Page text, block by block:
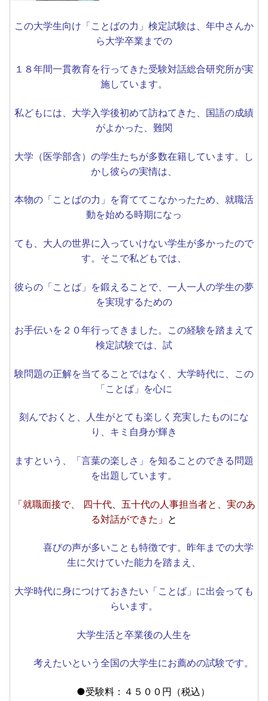
この大学生向け「ことばの力」検定試験は、年中さんか
ら大学卒業までの
１８年間一貫教育を行ってきた受験対話総合研究所が実
施しています。
私どもには、大学入学後初めて訪ねてきた、国語の成績
がよかった、難関
大学（医学部含）の学生たちが多数在籍しています。し
かし彼らの実情は、
本物の「ことばの力」を育ててこなかったため、就職活
動を始める時期になっ
ても、大人の世界に入っていけない学生が多かったので
す。そこで私どもでは、
彼らの「ことば」を鍛えることで、一人一人の学生の夢
を実現するための
お手伝いを２０年行ってきました。この経験を踏まえて
検定試験では、試
験問題の正解を当てることではなく、大学時代に、この
「ことば」を心に
刻んでおくと、人生がとても楽しく充実したものにな
り、キミ自身が輝き
ますという、「言葉の楽しさ」を知ることのできる問題
を出題しています。
「就職面接で、 四十代、五十代の人事担当者と、実のあ
る対話ができた」 と
喜びの声が多いことも特徴です。昨年までの大学
生に欠けていた能力を踏まえ、
大学時代に身につけておきたい「ことば」に出会っても
らいます。
大学生活と卒業後の人生を
考えたいという全国の大学生にお薦めの試験です。
●受験料：４５００円（税込）